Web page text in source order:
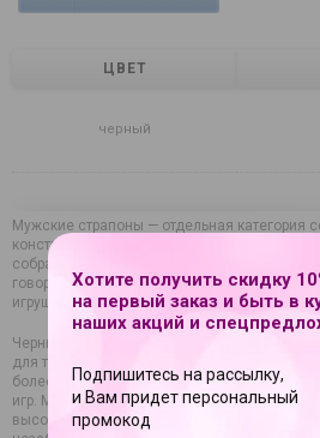
ЦВЕТ
черный
Мужские страпоны — отдельная категория
конструктивными особенностями. На
собраны оригинальные модели ведущих
говорит сама за себя. Независимо от
игрушку не составит труда.
Черный страпон на пенис Double Trouble -
для тех, кто хочет разнообразить интимную
более яркой и насыщенной, реализовать
игр. Модель эстетично выглядит, так как
высококачественных материалов, ее
Хотите получить скидку
на первый заказ и быть в
наших акций и
Подпишитесь на рассылку,
и Вам придет персональный
промокод